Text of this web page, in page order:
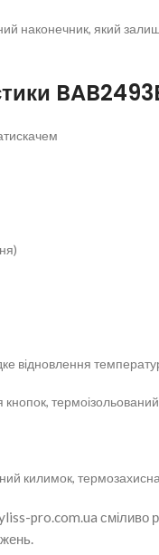
наконечник, який
відновлення
килимок,
pro.com.ua сміливо